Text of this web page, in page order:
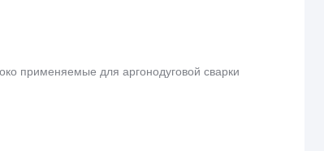
применяемые для аргонодуговой сварки